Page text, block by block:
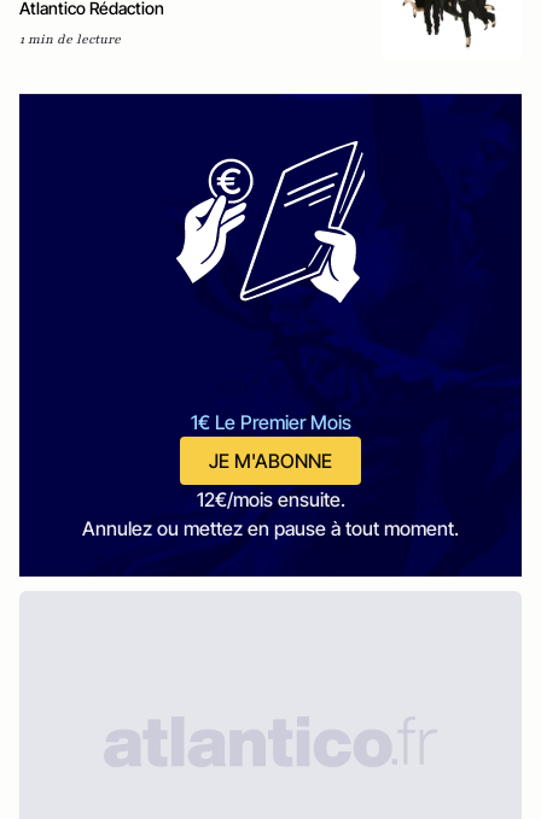
Atlantico Rédaction
1 min de lecture
1€ Le Premier Mois
JE M'ABONNE
12€/mois ensuite.
Annulez ou mettez en pause à tout moment.